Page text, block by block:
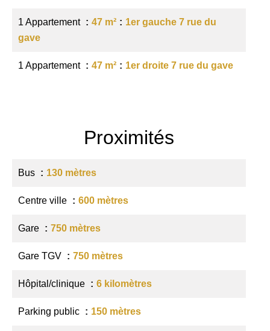
1 Appartement 47 m²
1er gauche 7 rue du
gave
1 Appartement 47 m² 1er droite 7 rue du gave
Proximités
Bus 130 mètres
Centre ville 600 mètres
Gare 750 mètres
Gare TGV 750 mètres
Hôpital/clinique 6 kilomètres
Parking public 150 mètres